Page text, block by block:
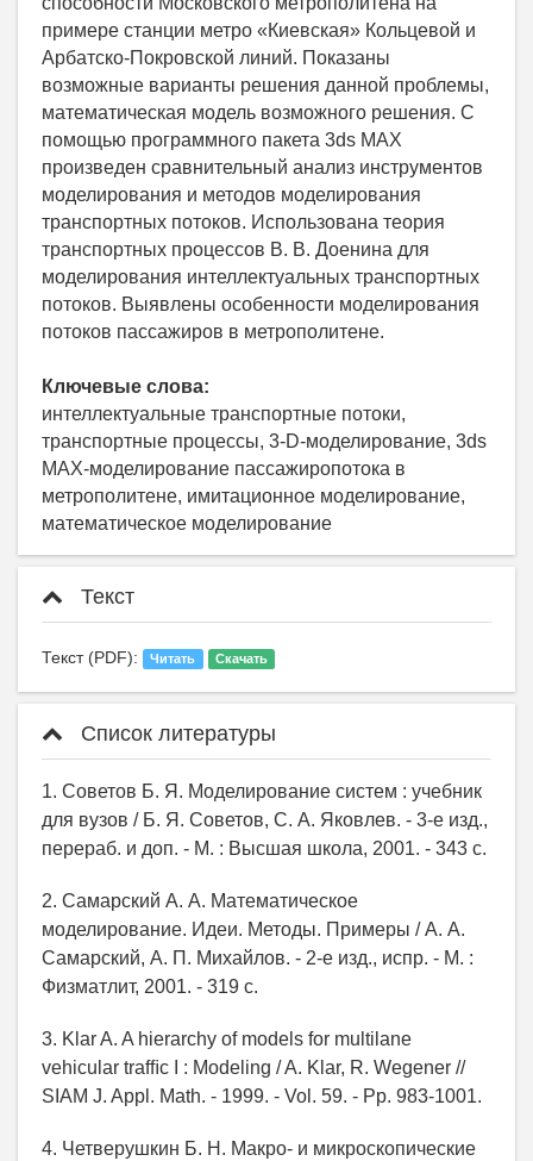
примере станции метро «Киевская» Кольцевой и
Арбатско-Покровской линий. Показаны
возможные варианты решения данной проблемы,
математическая модель возможного решения. С
помощью программного пакета 3ds MAX
произведен сравнительный анализ инструментов
моделирования и методов моделирования
транспортных потоков. Использована теория
транспортных процессов В. В. Доенина для
моделирования интеллектуальных транспортных
потоков. Выявлены особенности моделирования
потоков пассажиров в метрополитене.
Ключевые слова:
интеллектуальные транспортные потоки,
транспортные процессы, 3-D-моделирование, 3ds
MAX-моделирование пассажиропотока в
метрополитене, имитационное моделирование,
математическое моделирование
Текст
Текст (PDF): Читать Скачать
Список литературы
1. Советов Б. Я. Моделирование систем : учебник
для вузов / Б. Я. Советов, С. А. Яковлев. - 3-е изд.,
перераб. и доп. - М. : Высшая школа, 2001. - 343 с.
2. Самарский А. А. Математическое
моделирование. Идеи. Методы. Примеры / А. А.
Самарский, А. П. Михайлов. - 2-е изд., испр. - М. :
Физматлит, 2001. - 319 с.
3. Klar A. A hierarchy of models for multilane
vehicular trafﬁc I : Modeling / A. Klar, R. Wegener //
SIAM J. Appl. Math. - 1999. - Vol. 59. - Pp. 983-1001.
4. Четверушкин Б. Н. Макро- и микроскопические